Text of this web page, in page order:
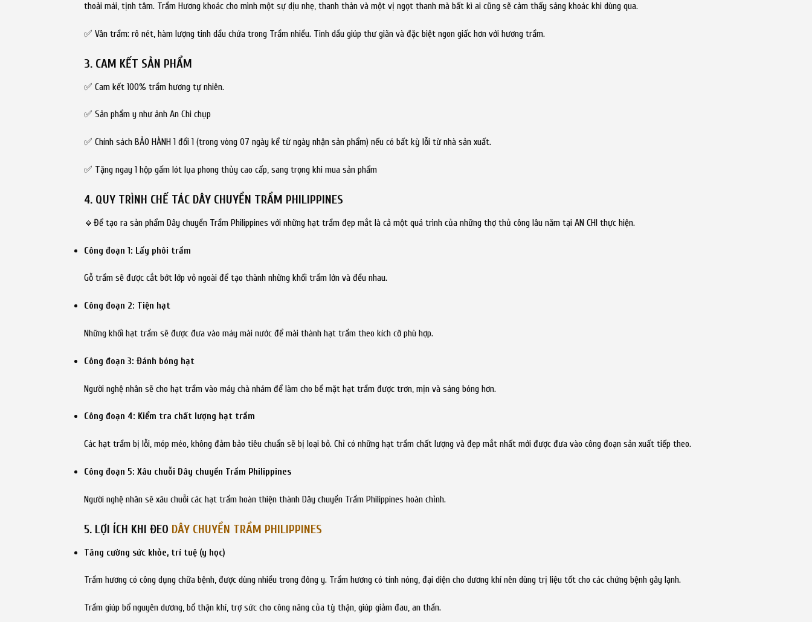
thoải mái, tịnh tâm. Trầm Hương khoác cho mình một sự dịu nhẹ, thanh thản và một vị ngọt thanh mà bất kì ai cũng sẽ cảm thấy sảng khoác khi dùng qua.
✅ Vân trầm: rõ nét, hàm lượng tinh dầu chứa trong Trầm nhiều. Tinh dầu giúp thư giãn và đặc biệt ngon giấc hơn với hương trầm.
3. CAM KẾT SẢN PHẨM
✅ Cam kết 100% trầm hương tự nhiên.
✅ Sản phẩm y như ảnh An Chi chụp
✅ Chính sách BẢO HÀNH 1 đổi 1 (trong vòng 07 ngày kể từ ngày nhận sản phẩm) nếu có bất kỳ lỗi từ nhà sản xuất.
✅ Tặng ngay 1 hộp gấm lót lụa phong thủy cao cấp, sang trọng khi mua sản phẩm
4. QUY TRÌNH CHẾ TÁC DÂY CHUYỀN TRẦM PHILIPPINES
🔸Để tạo ra sản phẩm Dây chuyền Trầm Philippines với những hạt trầm đẹp mắt là cả một quá trình của những thợ thủ công lâu năm tại AN CHI thực hiện.
Công đoạn 1: Lấy phôi trầm
Gỗ trầm sẽ được cắt bớt lớp vỏ ngoài để tạo thành những khối trầm lớn và đều nhau.
Công đoạn 2: Tiện hạt
Những khối hạt trầm sẽ được đưa vào máy mài nước để mài thành hạt trầm theo kích cỡ phù hợp.
Công đoạn 3: Đánh bóng hạt
Người nghệ nhân sẽ cho hạt trầm vào máy chà nhám để làm cho bề mặt hạt trầm được trơn, mịn và sáng bóng hơn.
Công đoạn 4: Kiểm tra chất lượng hạt trầm
Các hạt trầm bị lỗi, móp méo, không đảm bảo tiêu chuẩn sẽ bị loại bỏ. Chỉ có những hạt trầm chất lượng và đẹp mắt nhất mới được đưa vào công đoạn sản xuất tiếp theo.
Công đoạn 5: Xâu chuỗi Dây chuyền Trầm Philippines
Người nghệ nhân sẽ xâu chuỗi các hạt trầm hoàn thiện thành Dây chuyền Trầm Philippines hoàn chỉnh.
5. LỢI ÍCH KHI ĐEO DÂY CHUYỀN TRẦM PHILIPPINES
Tăng cường sức khỏe, trí tuệ (y học)
Trầm hương có công dụng chữa bệnh, được dùng nhiều trong đông y. Trầm hương có tính nóng, đại diện cho dương khí nên dùng trị liệu tốt cho các chứng bệnh gây lạnh.
Trầm giúp bổ nguyên dương, bổ thận khí, trợ sức cho công năng của tỳ thận, giúp giảm đau, an thần.